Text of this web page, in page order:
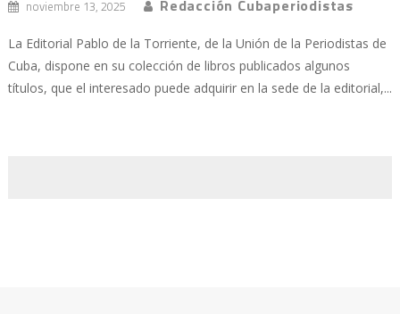
noviembre 13, 2025 Redacción Cubaperiodistas
La Editorial Pablo de la Torriente, de la Unión de la Periodistas de
Cuba, dispone en su colección de libros publicados algunos
títulos, que el interesado puede adquirir en la sede de la editorial,...